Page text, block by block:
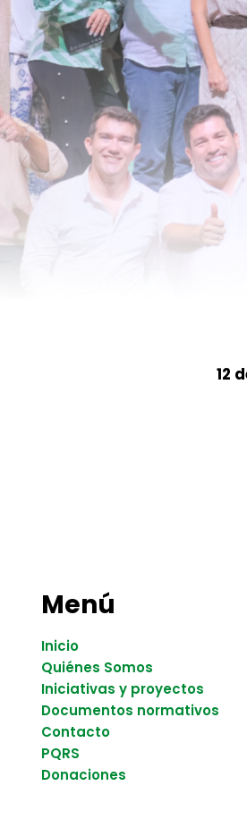
12
Menú
Inicio
Quiénes Somos
Iniciativas y proyectos
Documentos normativos
Contacto
PQRS
Donaciones